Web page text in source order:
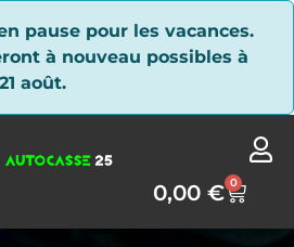
pause pour les vacances.
à nouveau possibles à
août.
0,00€ 0
des cookies